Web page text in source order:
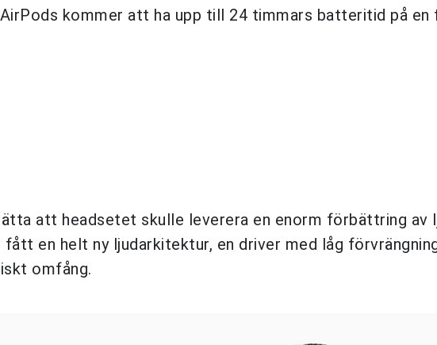
kommer att ha upp till 24 timmars batteritid på en
att headsetet skulle leverera en enorm förbättring av
en helt ny ljudarkitektur, en driver med låg
omfång.